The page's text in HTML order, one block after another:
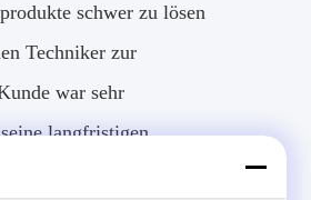
schwer zu lösen
Techniker zur
war sehr
langfristigen
Team zu koordinieren, um